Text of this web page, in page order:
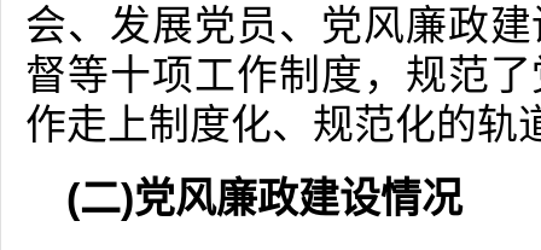
会、发展党员、党风廉政
督等十项工作制度，规范
作走上制度化、规范化的轨
(二)党风廉政建设情况